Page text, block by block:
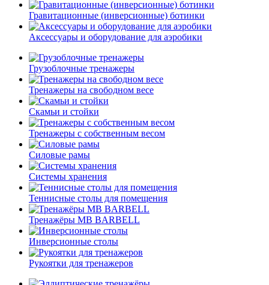
Гравитационные (инверсионные) ботинки
Аксессуары и оборудование для аэробики
Грузоблочные тренажеры
Тренажеры на свободном весе
Скамьи и стойки
Тренажеры с собственным весом
Силовые рамы
Системы хранения
Теннисные столы для помещения
Тренажёры MB BARBELL
Инверсионные столы
Рукоятки для тренажеров